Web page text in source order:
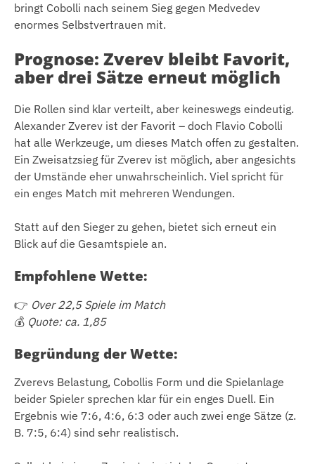
bringt Cobolli nach seinem Sieg gegen Medvedev
enormes Selbstvertrauen mit.
Prognose: Zverev bleibt Favorit,
aber drei Sätze erneut möglich
Die Rollen sind klar verteilt, aber keineswegs eindeutig.
Alexander Zverev ist der Favorit – doch Flavio Cobolli
hat alle Werkzeuge, um dieses Match offen zu gestalten.
Ein Zweisatzsieg für Zverev ist möglich, aber angesichts
der Umstände eher unwahrscheinlich. Viel spricht für
ein enges Match mit mehreren Wendungen.
Statt auf den Sieger zu gehen, bietet sich erneut ein
Blick auf die Gesamtspiele an.
Empfohlene Wette:
👉 Over 22,5 Spiele im Match
💰 Quote: ca. 1,85
Begründung der Wette:
Zverevs Belastung, Cobollis Form und die Spielanlage
beider Spieler sprechen klar für ein enges Duell. Ein
Ergebnis wie 7:6, 4:6, 6:3 oder auch zwei enge Sätze (z.
B. 7:5, 6:4) sind sehr realistisch.